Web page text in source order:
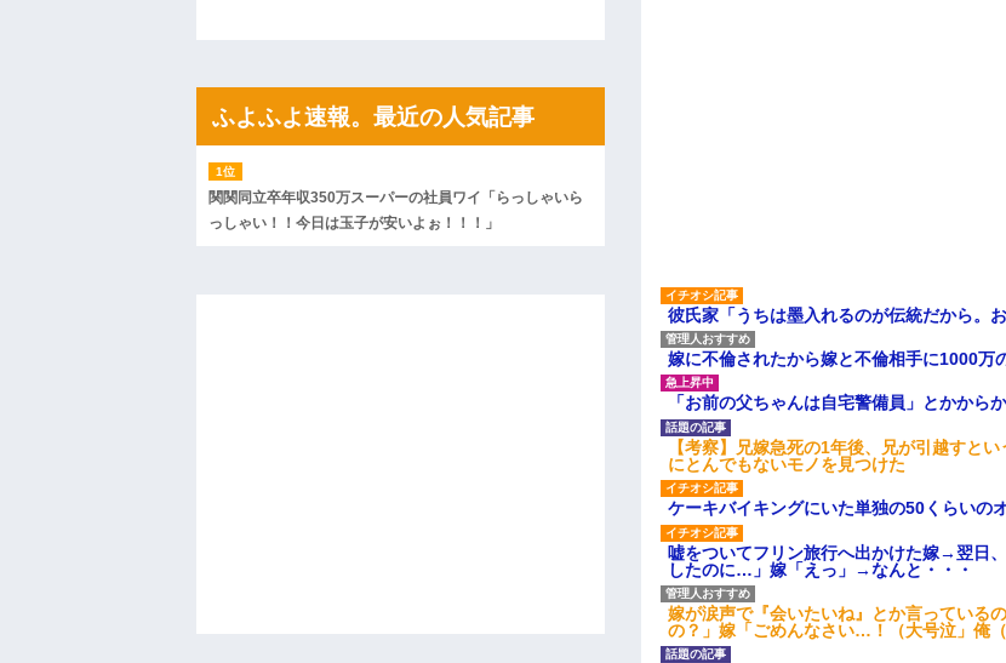
【ネット騒然】惨殺されたタワマン頂き女子のこの動画、すげえええええｗ
【愕然】白のクラウン俺氏、高速道路左車線を制限速度で走った結果
wwwwwwwwwwww
百年の恋12-899 食べた量を張り合ってくる
【悲報】佐藤輝明・・・２軍でも盛大にやらかす←あまり悲しませないでく
彼氏家「うちは墨入れるのが伝統だから
嫁に不倫されたから嫁と不倫相手に1000万
「お前の父ちゃんは自宅警備員」とかから
【考察】兄嫁急死の1年後、兄が引越すと
にとんでもないモノを見つけた
ケーキバイキングにいた単独の50くらいの
嘘をついてフリン旅行へ出かけた嫁→翌日
したのに…」嫁「えっ」→なんと・・・
嫁が涙声で『会いたいね』とか言っている
の？」嫁「ごめんなさい…！（大号泣」俺
ふよふよ速報。最近の人気記事
関関同立卒年収350万スーパーの社員ワイ「らっしゃいら
っしゃい！！今日は玉子が安いよぉ！！！」